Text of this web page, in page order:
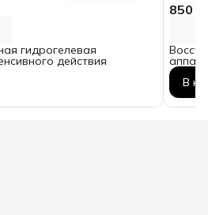
гидрогелевая
действия
850 ₽
саше
В